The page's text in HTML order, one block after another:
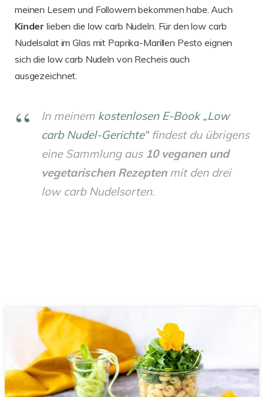
meinen Lesern und Followern bekommen habe. Auch
Kinder lieben die low carb Nudeln. Für den low carb
Nudelsalat im Glas mit Paprika-Marillen Pesto eignen
sich die low carb Nudeln von Recheis auch
ausgezeichnet.
In meinem kostenlosen E-Book „Low
carb Nudel-Gerichte“findest du übrigens
eine Sammlung aus 10 veganen und
vegetarischen Rezeptenmit den drei
low carb Nudelsorten.